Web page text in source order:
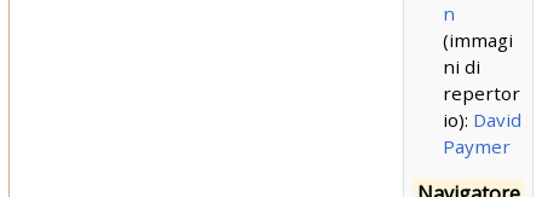
n
(immagi
ni di
repertor
io): David
Paymer